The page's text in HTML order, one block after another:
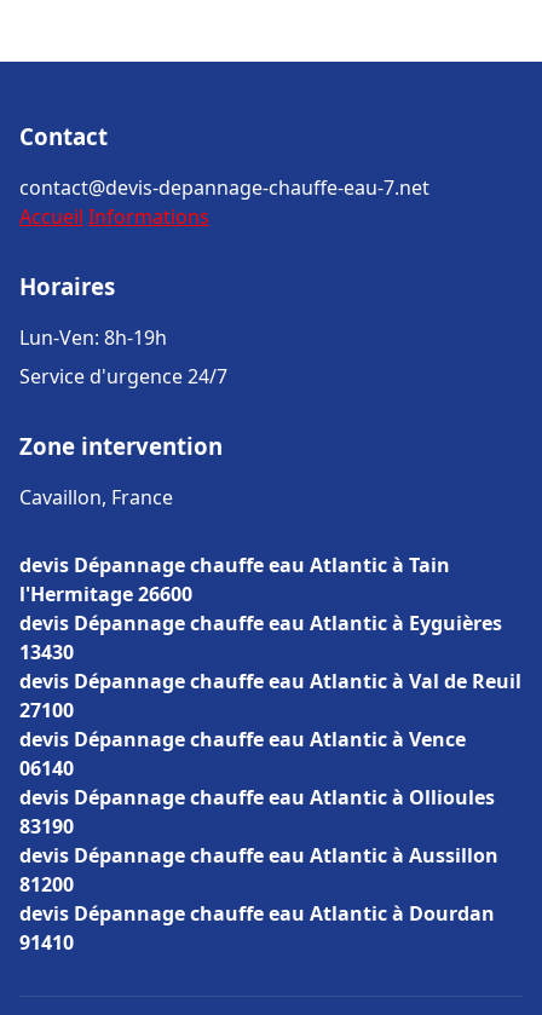
Contact
contact@devis-depannage-chauffe-eau-7.net
Accueil Informations
Horaires
Lun-Ven: 8h-19h
Service d'urgence 24/7
Zone intervention
Cavaillon, France
devis Dépannage chauffe eau Atlantic à Tain
l'Hermitage 26600
devis Dépannage chauffe eau Atlantic à Eyguières
13430
devis Dépannage chauffe eau Atlantic à Val de Reuil
27100
devis Dépannage chauffe eau Atlantic à Vence
06140
devis Dépannage chauffe eau Atlantic à Ollioules
83190
devis Dépannage chauffe eau Atlantic à Aussillon
81200
devis Dépannage chauffe eau Atlantic à Dourdan
91410